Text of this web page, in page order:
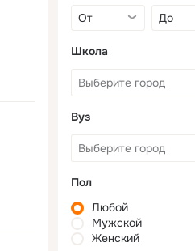
Школа
Вуз
Пол
Любой
Мужской
Женский